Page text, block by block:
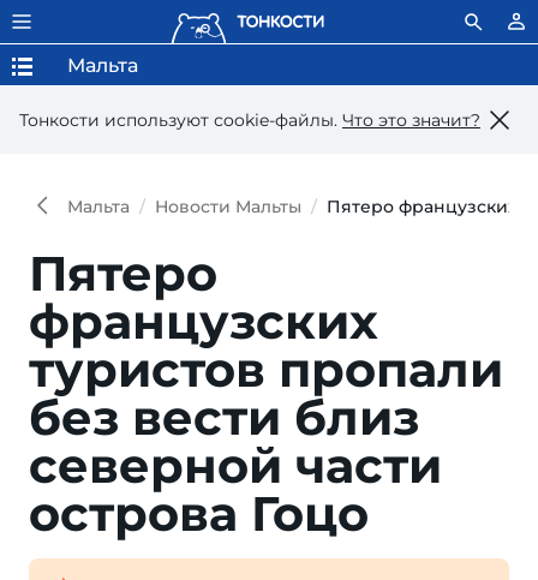
Тонкости используют сookie-файлы. Что это значит?
Мальта
Мальта Новости Мальты Пятеро французских
Пятеро
французских
туристов пропали
без вести близ
северной части
острова Гоцо